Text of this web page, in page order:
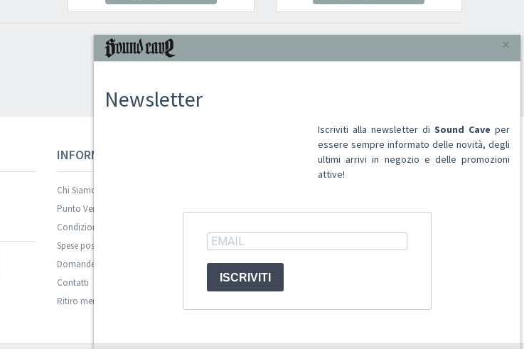
INFORMAZIONI
Chi Siamo
Punto Vendita
Condizioni Di Vendita
Spese postali
Domande Comuni
Contatti
Ritiro merce in sede
Newsletter
ultimi arrivi in negozio e delle promozioni
attive!
ISCRIVITI